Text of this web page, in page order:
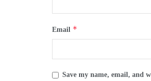
Email *
Save my name, email, and